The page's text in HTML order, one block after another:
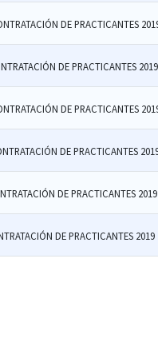
DE PRACTICANTES
DE PRACTICANTES 2019
DE PRACTICANTES
DE PRACTICANTES
DE PRACTICANTES 2019
DE PRACTICANTES 2019